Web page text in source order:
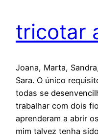
tricotar
Joana, Marta,
Sara. O único
todas se
trabalhar com dois
aprenderam a abrir
mim talvez tenha